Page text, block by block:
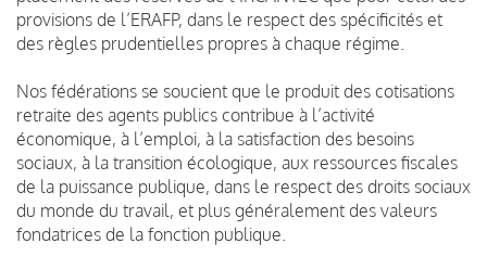
provisions de l’ERAFP, dans le respect des spécificités et
des règles prudentielles propres à chaque régime.
Nos fédérations se soucient que le produit des cotisations
retraite des agents publics contribue à l’activité
économique, à l’emploi, à la satisfaction des besoins
sociaux, à la transition écologique, aux ressources fiscales
de la puissance publique, dans le respect des droits sociaux
du monde du travail, et plus généralement des valeurs
fondatrices de la fonction publique.